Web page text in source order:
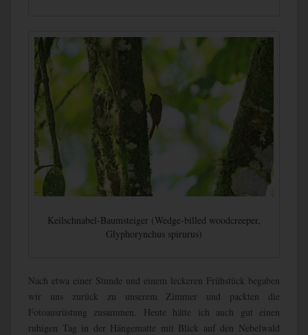
Keilschnabel-Baumsteiger (Wedge-billed woodcreeper,
Glyphorynchus spirurus)
Nach etwa einer Stunde und einem leckeren Frühstück begaben
wir uns zurück zu unserem Zimmer und packten die
Fotoausrüstung zusammen. Heute hätte ich auch gut einen
ruhigen Tag in der Hängematte mit Blick auf den Nebelwald